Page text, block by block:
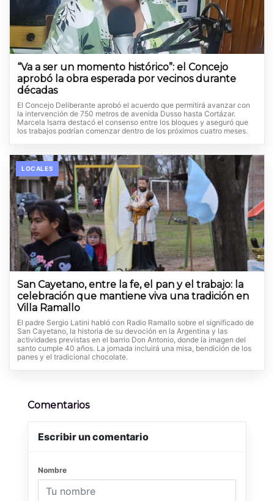
“Va a ser un momento histórico”: el Concejo
aprobó la obra esperada por vecinos durante
décadas
El Concejo Deliberante aprobó el acuerdo que permitirá avanzar con
la intervención de 750 metros de avenida Dusso hasta Cortázar.
Marcela Isarra destacó el consenso entre los bloques y aseguró que
los trabajos podrían comenzar dentro de los próximos cuatro meses.
LOCALES
San Cayetano, entre la fe, el pan y el trabajo: la
celebración que mantiene viva una tradición en
Villa Ramallo
El padre Sergio Latini habló con Radio Ramallo sobre el significado de
San Cayetano, la historia de su devoción en la Argentina y las
actividades previstas en el barrio Don Antonio, donde la imagen del
santo cumple 40 años. La jornada incluirá una misa, bendición de los
panes y el tradicional chocolate.
Comentarios
Escribir un comentario
Nombre